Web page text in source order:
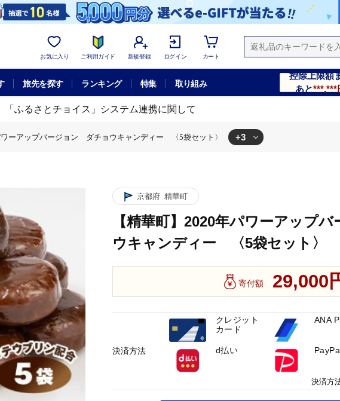
お気に入り ご利用ガイド 新規登録 ログイン カート
旅先を探す ランキング 特集 取り組み
控除上限額
あと***,***
「ふるさとチョイス」システム連携に関して
ワーアップバージョン ダチョウキャンディー 〈5袋セット〉 +3
京都府 精華町
【精華町】2020年パワーアップ
ウキャンディー 〈5袋セット〉
寄付額 29,000
決済方法
クレジット
カード
ANA
d払い
決済方